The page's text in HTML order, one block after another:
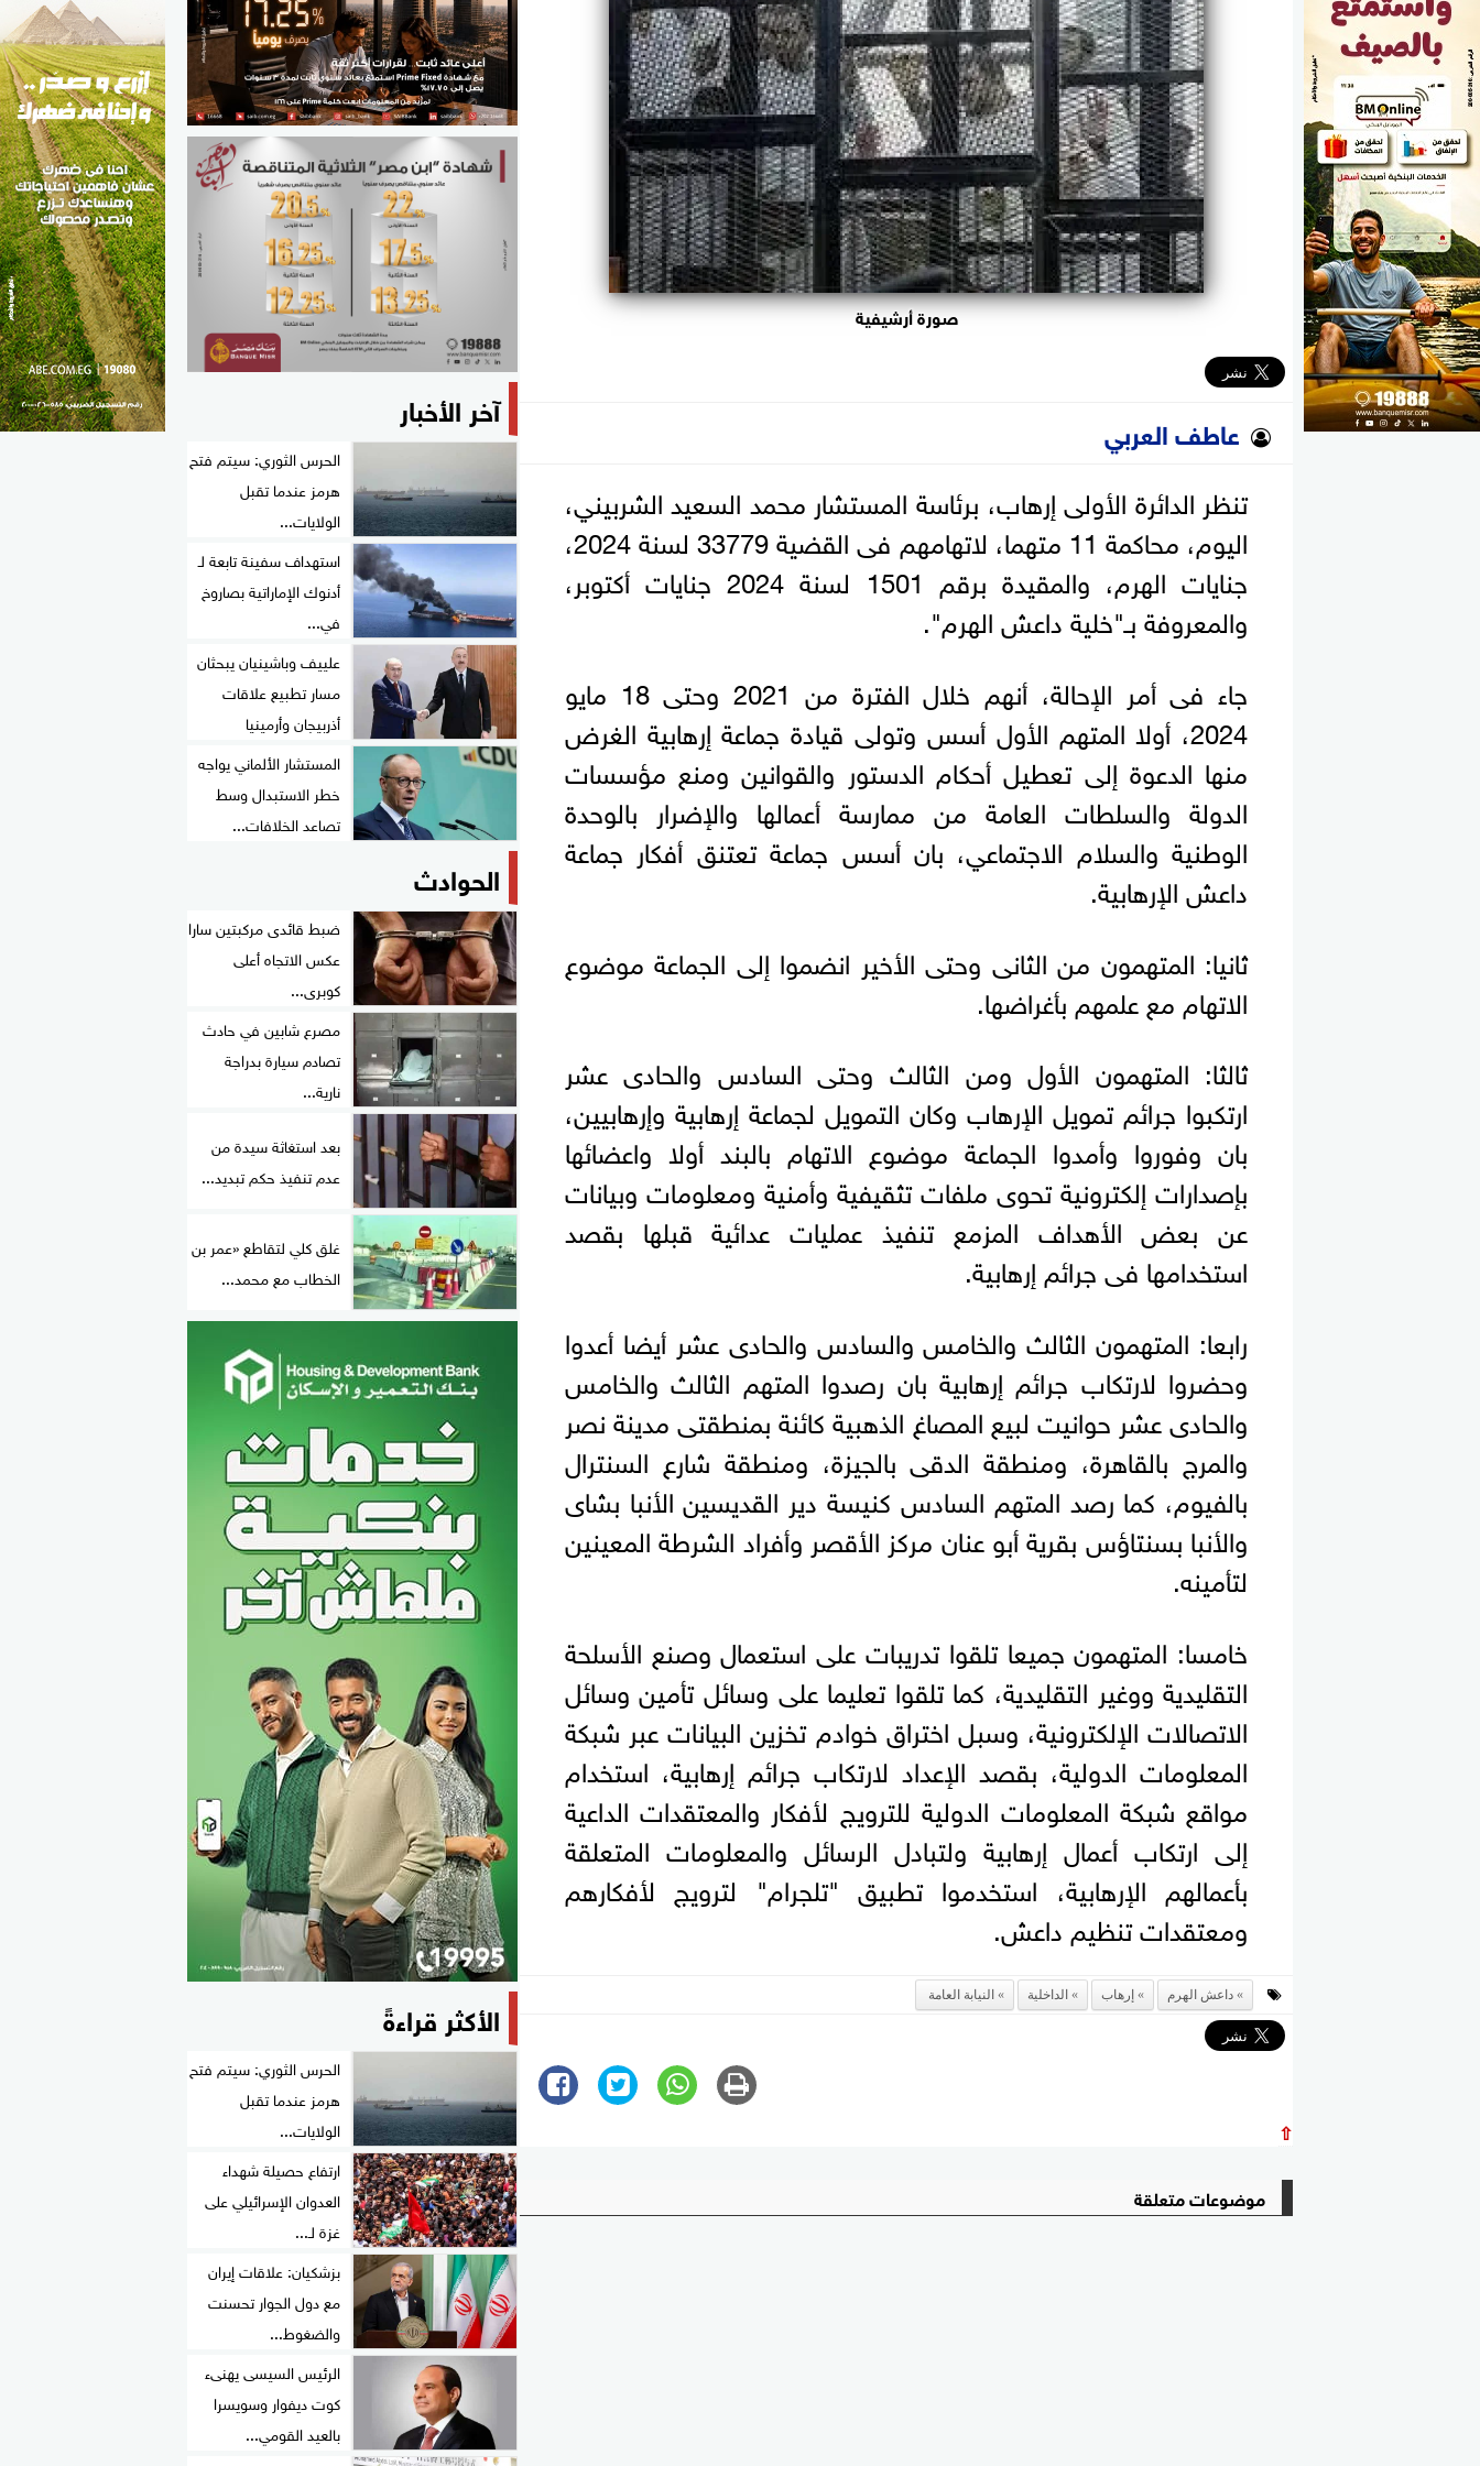
مواهب مصر
صورة أرشيفية
عاطف العربي
تنظر الدائرة الأولى إرهاب، برئاسة المستشار محمد السعيد الشربيني،
اليوم، محاكمة 11 متهما، لاتهامهم فى القضية 33779 لسنة 2024،
جنايات الهرم، والمقيدة برقم 1501 لسنة 2024 جنايات أكتوبر،
والمعروفة بـ"خلية داعش الهرم".
جاء فى أمر الإحالة، أنهم خلال الفترة من 2021 وحتى 18 مايو
2024، أولا المتهم الأول أسس وتولى قيادة جماعة إرهابية الغرض
منها الدعوة إلى تعطيل أحكام الدستور والقوانين ومنع مؤسسات
الدولة والسلطات العامة من ممارسة أعمالها والإضرار بالوحدة
الوطنية والسلام الاجتماعي، بان أسس جماعة تعتنق أفكار جماعة
داعش الإرهابية.
ثانيا: المتهمون من الثانى وحتى الأخير انضموا إلى الجماعة موضوع
الاتهام مع علمهم بأغراضها.
ثالثا: المتهمون الأول ومن الثالث وحتى السادس والحادى عشر
ارتكبوا جرائم تمويل الإرهاب وكان التمويل لجماعة إرهابية وإرهابيين،
بان وفوروا وأمدوا الجماعة موضوع الاتهام بالبند أولا واعضائها
بإصدارات إلكترونية تحوى ملفات تثقيفية وأمنية ومعلومات وبيانات
عن بعض الأهداف المزمع تنفيذ عمليات عدائية قبلها بقصد
استخدامها فى جرائم إرهابية.
رابعا: المتهمون الثالث والخامس والسادس والحادى عشر أيضا أعدوا
وحضروا لارتكاب جرائم إرهابية بان رصدوا المتهم الثالث والخامس
والحادى عشر حوانيت لبيع المصاغ الذهبية كائنة بمنطقتى مدينة نصر
والمرج بالقاهرة، ومنطقة الدقى بالجيزة، ومنطقة شارع السنترال
بالفيوم، كما رصد المتهم السادس كنيسة دير القديسين الأنبا بشاى
والأنبا بسنتاؤس بقرية أبو عنان مركز الأقصر وأفراد الشرطة المعينين
لتأمينه.
خامسا: المتهمون جميعا تلقوا تدريبات على استعمال وصنع الأسلحة
التقليدية ووغير التقليدية، كما تلقوا تعليما على وسائل تأمين وسائل
الاتصالات الإلكترونية، وسبل اختراق خوادم تخزين البيانات عبر شبكة
المعلومات الدولية، بقصد الإعداد لارتكاب جرائم إرهابية، استخدام
مواقع شبكة المعلومات الدولية للترويج لأفكار والمعتقدات الداعية
إلى ارتكاب أعمال إرهابية ولتبادل الرسائل والمعلومات المتعلقة
بأعمالهم الإرهابية، استخدموا تطبيق "تلجرام" لترويج لأفكارهم
ومعتقدات تنظيم داعش.
داعش الهرم إرهاب الداخلية النيابة العامة
⇧
موضوعات متعلقة
آخر الأخبار
الحرس الثوري: سيتم فتح
هرمز عندما تقبل
الولايات...
استهداف سفينة تابعة لـ
أدنوك الإماراتية بصاروخ
في...
علييف وباشينيان يبحثان
مسار تطبيع علاقات
أذربيجان وأرمينيا
المستشار الألماني يواجه
خطر الاستبدال وسط
تصاعد الخلافات...
الحوادث
ضبط قائدى مركبتين سارا
عكس الاتجاه أعلى
كوبرى...
مصرع شابين في حادث
تصادم سيارة بدراجة
نارية...
بعد استغاثة سيدة من
عدم تنفيذ حكم تبديد...
غلق كلي لتقاطع «عمر بن
الخطاب مع محمد...
الأكثر قراءةً
الحرس الثوري: سيتم فتح
هرمز عندما تقبل
الولايات...
ارتفاع حصيلة شهداء
العدوان الإسرائيلي على
غزة لـ...
بزشكيان: علاقات إيران
مع دول الجوار تحسنت
والضغوط...
الرئيس السيسى يهنىء
كوت ديفوار وسويسرا
بالعيد القومي...